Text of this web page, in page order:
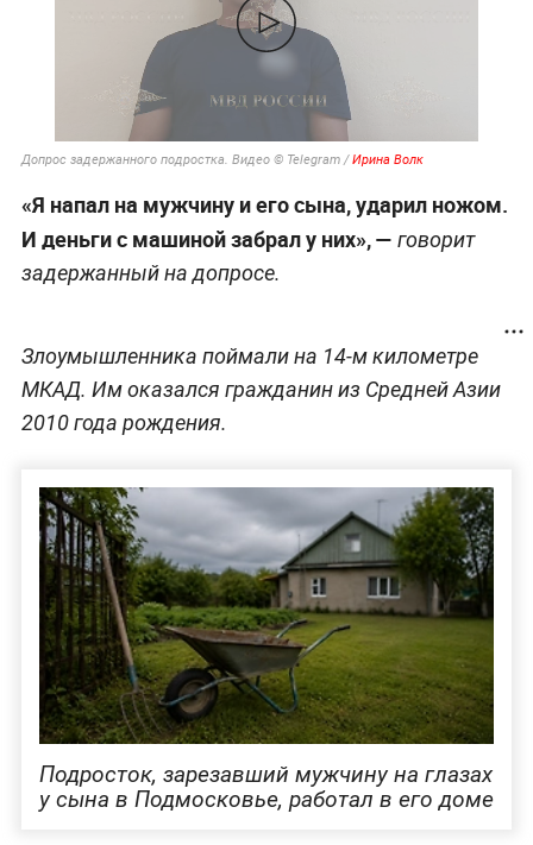
Допрос задержанного подростка. Видео © Telegram /Ирина Волк
«Я напал на мужчину и его сына, ударил ножом.
И деньги с машиной забрал у них», — говорит
задержанный на допросе.
Злоумышленника поймали на 14-м километре
МКАД. Им оказался гражданин из Средней Азии
2010 года рождения.
Подросток, зарезавший мужчину на глазах
у сына в Подмосковье, работал в его доме